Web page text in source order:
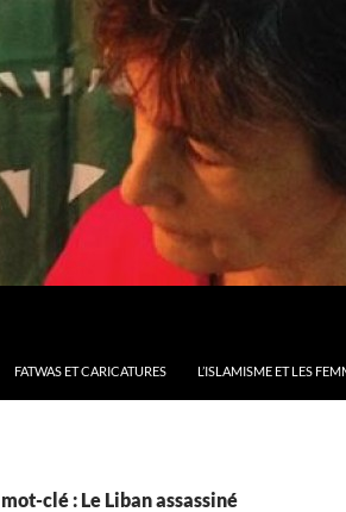
FATWAS ET CARICATURES L’ISLAMISME ET LES
clé : Le Liban assassiné